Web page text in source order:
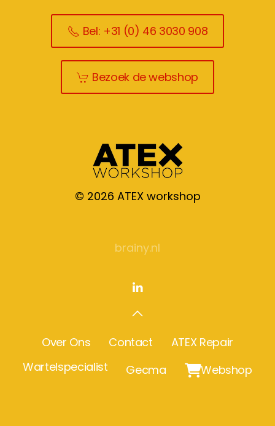
Bel: +31 (0) 46 3030 908
Bezoek de webshop
© 2026 ATEX workshop
brainy.nl
Over Ons Contact
ATEX Repair
Wartelspecialist
Gecma Webshop